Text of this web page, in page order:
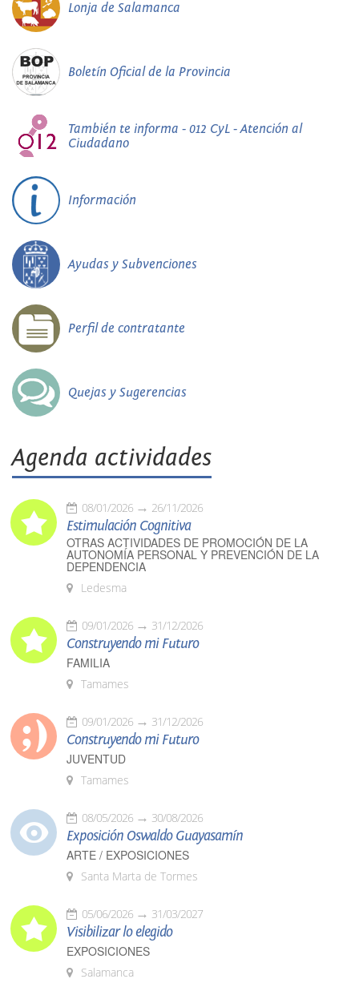
Lonja de Salamanca
Boletín Oficial de la Provincia
También te informa - 012 CyL - Atención al
Ciudadano
Información
Ayudas y Subvenciones
Perfil de contratante
Quejas y Sugerencias
Agenda actividades
08/01/2026 26/11/2026
Estimulación Cognitiva
OTRAS ACTIVIDADES DE PROMOCIÓN DE LA
AUTONOMÍA PERSONAL Y PREVENCIÓN DE LA
DEPENDENCIA
Ledesma
09/01/2026 31/12/2026
Construyendo mi Futuro
FAMILIA
Tamames
09/01/2026 31/12/2026
Construyendo mi Futuro
JUVENTUD
Tamames
08/05/2026 30/08/2026
Exposición Oswaldo Guayasamín
ARTE / EXPOSICIONES
Santa Marta de Tormes
05/06/2026 31/03/2027
Visibilizar lo elegido
EXPOSICIONES
Salamanca